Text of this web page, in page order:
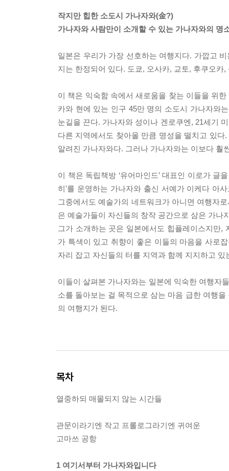
작지만 힙한 소도시 가나자와(金?)
가나자와 사람만이 소개할 수 있는 가나자와의 명
일본은 우리가 가장 선호하는 여행지다. 가깝고
지는 한정되어 있다. 도쿄, 오사카, 교토, 후쿠오
이 책은 익숙함 속에서 새로움을 찾는 이들을 위
카와 현에 있는 인구 45만 명의 소도시 가나자와
눈길을 끈다. 가나자와 성이나 겐로쿠엔, 21세기
다른 지역에서도 찾아올 만큼 명성을 떨치고 있
알려진 가나자와다. 그러나 가나자와는 이보다 훨
이 책은 독립책방 ‘유어마인드’ 대표인 이로가 글
히’를 운영하는 가나자와 출신 서예가 이케다 아
그중에서도 예술가의 네트워크가 아니면 여행자
은 예술가들이 자신들의 창작 공간으로 삼은 가나
그가 소개하는 곳은 일본에서도 힙플레이스지만
가 특색이 있고 취향이 좋은 이들의 마음을 사로
자리 잡고 자신들의 터를 지역과 함께 지지하고
이들이 살펴본 가나자와는 일본에 익숙한 여행자
소를 돌아보는 걸 목적으로 삼는 마음 급한 여행
의 여행지가 된다.
목차
열중하되 매몰되지 않는 시간들
관문이라기엔 작고 프롤로그라기엔 귀여운
고마쓰 공항
1 여기서부터 가나자와입니다